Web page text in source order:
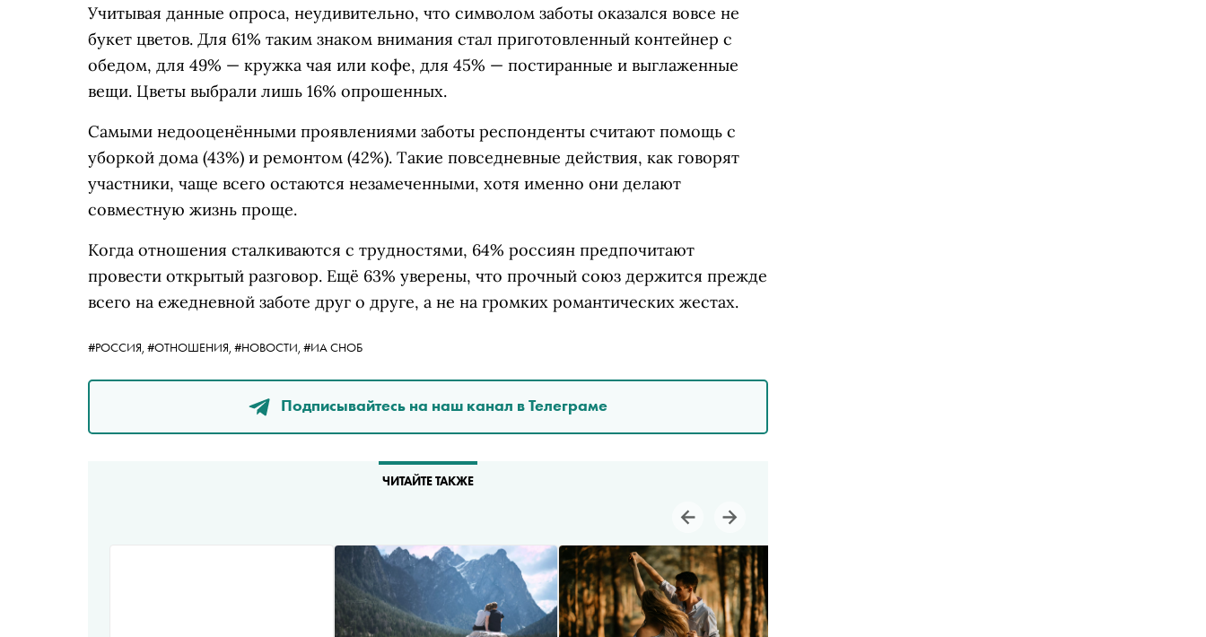
Учитывая данные опроса, неудивительно, что символом заботы оказался вовсе не
букет цветов. Для 61% таким знаком внимания стал приготовленный контейнер с
обедом, для 49% — кружка чая или кофе, для 45% — постиранные и выглаженные
вещи. Цветы выбрали лишь 16% опрошенных.
Самыми недооценёнными проявлениями заботы респонденты считают помощь с
уборкой дома (43%) и ремонтом (42%). Такие повседневные действия, как говорят
участники, чаще всего остаются незамеченными, хотя именно они делают
совместную жизнь проще.
Когда отношения сталкиваются с трудностями, 64% россиян предпочитают
провести открытый разговор. Ещё 63% уверены, что прочный союз держится прежде
всего на ежедневной заботе друг о друге, а не на громких романтических жестах.
#РОССИЯ, #ОТНОШЕНИЯ, #НОВОСТИ, #ИА СНОБ
Подписывайтесь на наш канал в Телеграме
ЧИТАЙТЕ ТАКЖЕ